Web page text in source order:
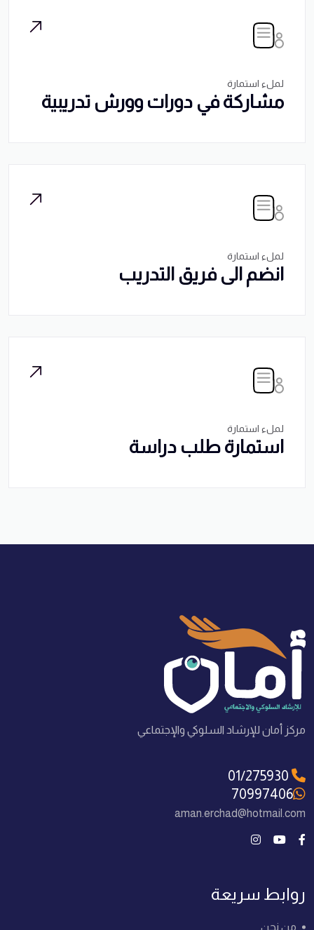
لملء استمارة
مشاركة في دورات وورش تدريبية
لملء استمارة
انضم الى فريق التدريب
لملء استمارة
استمارة طلب دراسة
مركز أمان للإرشاد السلوكي والإجتماعي
70997406
aman.erchad@hotmail.com
روابط سريعة
من نحن